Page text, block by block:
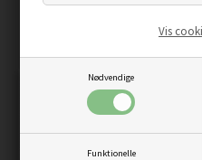
Nødvendige
Funktionelle
Vis
ISBAR-SKILT